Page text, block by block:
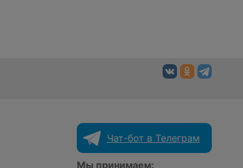
Чат-бот в Телеграм
Мы принимаем: